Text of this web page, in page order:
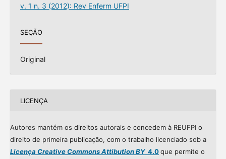
v. 1 n. 3 (2012): Rev Enferm UFPI
SEÇÃO
Original
LICENÇA
Autores mantém os direitos autorais e concedem à REUFPI o
direito de primeira publicação, com o trabalho licenciado sob a
Licença Creative Commons Attibution BY4.0que permite o